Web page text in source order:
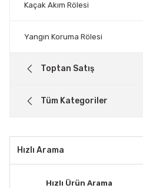
Kaçak Akım Rölesi
Yangın Koruma Rölesi
Toptan Satış
Tüm Kategoriler
Hızlı Arama
Hızlı Ürün Arama